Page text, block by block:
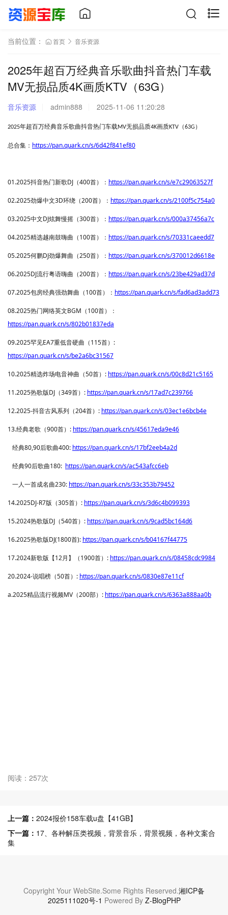
当前位置： 首页 音乐资源
2025年超百万经典音乐歌曲抖音热门车载
MV无损品质4K画质KTV（63G）
音乐资源 admin888 2025-11-06 11:20:28
2025年超百万经典音乐歌曲抖音热门车载MV无损品质4K画质KTV （63G ）
总合集： https://pan.quark.cn/s/6d42f841ef80
01.2025抖音热门新歌DJ（400首）： https://pan.quark.cn/s/e7c29063527f
02.2025劲爆中文3D环绕（200首）： https://pan.quark.cn/s/2100f5c754a0
03.2025中文DJ炫舞慢摇（300首）： https://pan.quark.cn/s/000a37456a7c
04.2025精选越南鼓嗨曲（100首）： https://pan.quark.cn/s/70331caeedd7
05.2025何鹏DJ劲爆舞曲（250首）： https://pan.quark.cn/s/370012d6618e
06.2025DJ流行粤语嗨曲（200首）： https://pan.quark.cn/s/23be429ad37d
07.2025包房经典强劲舞曲（100首）： https://pan.quark.cn/s/fad6ad3add73
08.2025热门网络英文BGM（100首）：
https://pan.quark.cn/s/802b01837eda
09.2025罕见EA7重低音硬曲（115首）:
https://pan.quark.cn/s/be2a6bc31567
10.2025精选炸场电音神曲（50首） : https://pan.quark.cn/s/00c8d21c5165
11.2025热歌版DJ（349首）: https://pan.quark.cn/s/17ad7c239766
12.2025-抖音古风系列（204首）: https://pan.quark.cn/s/03ec1e6bcb4e
13.经典老歌（900首）: https://pan.quark.cn/s/45617eda9e46
经典80,90后歌曲400: https://pan.quark.cn/s/17bf2eeb4a2d
经典90后歌曲180: https://pan.quark.cn/s/ac543afcc6eb
一人一首成名曲230: https://pan.quark.cn/s/33c353b79452
14.2025DJ-R7版（305首） : https://pan.quark.cn/s/3d6c4b099393
15.2024热歌版DJ（540首） : https://pan.quark.cn/s/9cad5bc164d6
16.2025热歌版DJ(1800首): https://pan.quark.cn/s/b04167f44775
17.2024新歌版【12月】（1900首）: https://pan.quark.cn/s/08458cdc9984
20.2024-说唱榜（50首） : https://pan.quark.cn/s/0830e87e11cf
a.2025精品流行视频MV （200部） : https://pan.quark.cn/s/6363a888aa0b
阅读：257次
上一篇： 2024报价158车载u盘【41GB】
下一篇： 17、各种解压类视频，背景音乐，背景视频，各种文案合
集
Copyright Your WebSite.Some Rights Reserved.湘ICP备
2025111020号-1 Powered By Z-BlogPHP